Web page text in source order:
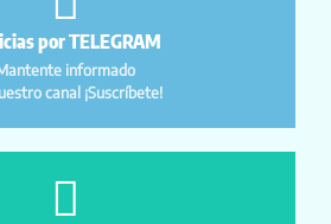
por TELEGRAM
informado
canal ¡Suscríbete!